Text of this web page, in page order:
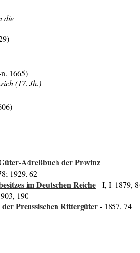
die
1665)
(17. Jh.)
Adreßbuch der Provinz
1929, 62
im Deutschen Reiche- I, I, 1879,
190
Preussischen Rittergüter- 1857, 74